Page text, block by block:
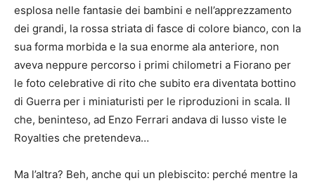
esplosa nelle fantasie dei bambini e nell’apprezzamento
dei grandi, la rossa striata di fasce di colore bianco, con la
sua forma morbida e la sua enorme ala anteriore, non
aveva neppure percorso i primi chilometri a Fiorano per
le foto celebrative di rito che subito era diventata bottino
di Guerra per i miniaturisti per le riproduzioni in scala. Il
che, beninteso, ad Enzo Ferrari andava di lusso viste le
Royalties che pretendeva…
Ma l’altra? Beh, anche qui un plebiscito: perché mentre la